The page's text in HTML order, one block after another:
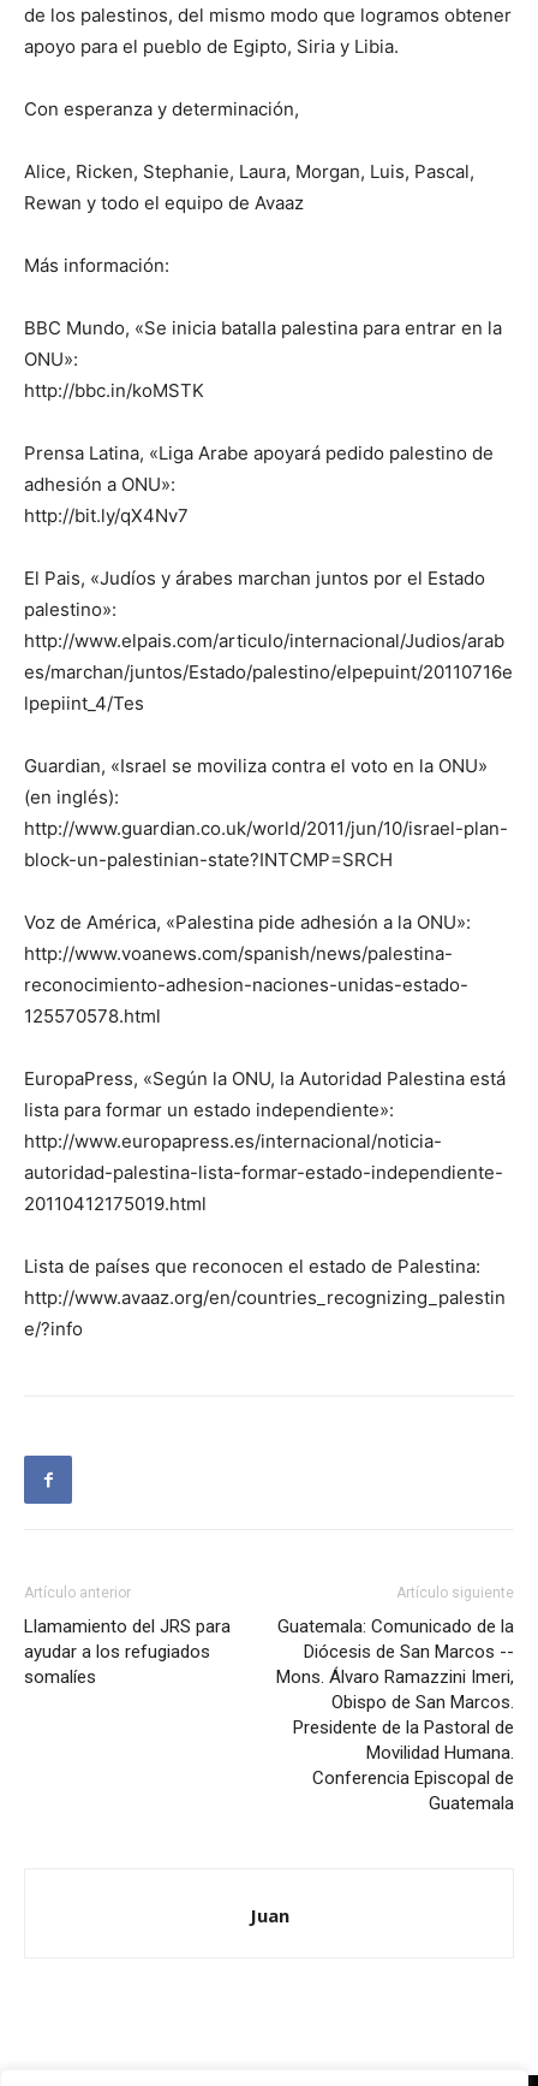
de los palestinos, del mismo modo que logramos obtener
apoyo para el pueblo de Egipto, Siria y Libia.
Con esperanza y determinación,
Alice, Ricken, Stephanie, Laura, Morgan, Luis, Pascal,
Rewan y todo el equipo de Avaaz
Más información:
BBC Mundo, «Se inicia batalla palestina para entrar en la
ONU»:
http://bbc.in/koMSTK
Prensa Latina, «Liga Arabe apoyará pedido palestino de
adhesión a ONU»:
http://bit.ly/qX4Nv7
El Pais, «Judíos y árabes marchan juntos por el Estado
palestino»:
http://www.elpais.com/articulo/internacional/Judios/arab
es/marchan/juntos/Estado/palestino/elpepuint/20110716e
lpepiint_4/Tes
Guardian, «Israel se moviliza contra el voto en la ONU»
(en inglés):
http://www.guardian.co.uk/world/2011/jun/10/israel-plan-
block-un-palestinian-state?INTCMP=SRCH
Voz de América, «Palestina pide adhesión a la ONU»:
http://www.voanews.com/spanish/news/palestina-
reconocimiento-adhesion-naciones-unidas-estado-
125570578.html
EuropaPress, «Según la ONU, la Autoridad Palestina está
lista para formar un estado independiente»:
http://www.europapress.es/internacional/noticia-
autoridad-palestina-lista-formar-estado-independiente-
20110412175019.html
Lista de países que reconocen el estado de Palestina:
http://www.avaaz.org/en/countries_recognizing_palestin
e/?info
Artículo anterior
Llamamiento del JRS para
ayudar a los refugiados
somalíes
Artículo siguiente
Guatemala: Comunicado de la
Diócesis de San Marcos --
Mons. Álvaro Ramazzini Imeri,
Obispo de San Marcos.
Presidente de la Pastoral de
Movilidad Humana.
Conferencia Episcopal de
Guatemala
Juan